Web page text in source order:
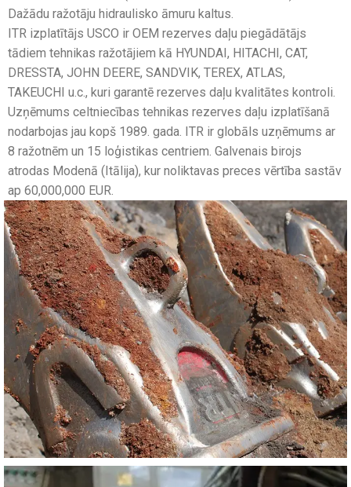
Dažādu ražotāju hidraulisko āmuru kaltus.
ITR izplatītājs USCO ir OEM rezerves daļu piegādātājs
tādiem tehnikas ražotājiem kā HYUNDAI, HITACHI, CAT,
DRESSTA, JOHN DEERE, SANDVIK, TEREX, ATLAS,
TAKEUCHI u.c., kuri garantē rezerves daļu kvalitātes kontroli.
Uzņēmums celtniecības tehnikas rezerves daļu izplatīšanā
nodarbojas jau kopš 1989. gada. ITR ir globāls uzņēmums ar
8 ražotnēm un 15 loģistikas centriem. Galvenais birojs
atrodas Modenā (Itālija), kur noliktavas preces vērtība sastāv
ap 60,000,000 EUR.